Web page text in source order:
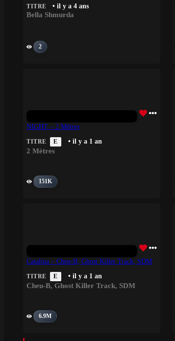
TITRE • il y a 4 ans
Bella Shmurda
2
NIGHT – 2 Mètres
TITRE E • il y a 1 an
2 Mètres
151K
Catalina – Cheu-B, Ghost Killer Track, SDM
TITRE E • il y a 1 an
Cheu-B, Ghost Killer Track, SDM
6.9M